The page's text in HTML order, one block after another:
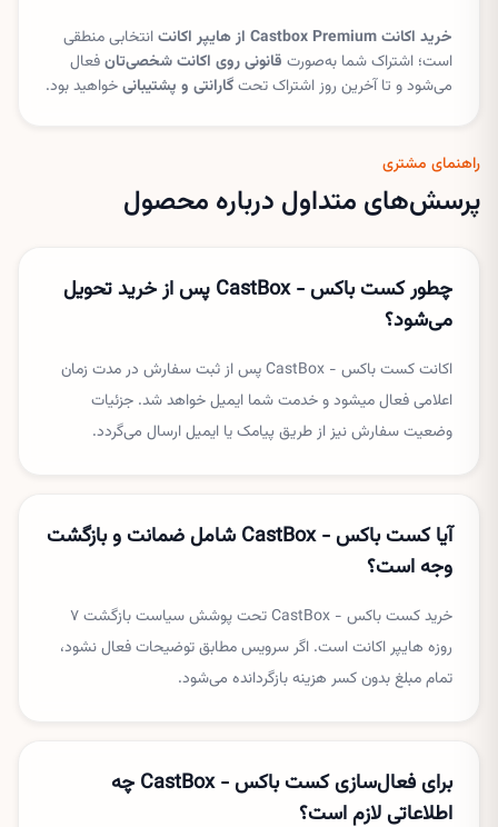
خرید اکانت Castbox Premium از هایپر اکانت
انتخابی منطقی
است؛ اشتراک شما به‌صورت قانونی روی اکانت شخصی‌تانفعال
می‌شود و تا آخرین روز اشتراک تحتگارانتی و پشتیبانیخواهید بود.
راهنمای مشتری
پرسش‌های متداول درباره محصول
چطور کست باکس - CastBox پس از خرید تحویل
می‌شود؟
اکانت کست باکس - CastBox پس از ثبت سفارش در مدت زمان
اعلامی فعال میشود و خدمت شما ایمیل خواهد شد. جزئیات
وضعیت سفارش نیز از طریق پیامک یا ایمیل ارسال می‌گردد.
آیا کست باکس - CastBox شامل ضمانت و بازگشت
وجه است؟
خرید کست باکس - CastBox تحت پوشش سیاست بازگشت ۷
روزه هایپر اکانت است. اگر سرویس مطابق توضیحات فعال نشود،
تمام مبلغ بدون کسر هزینه بازگردانده می‌شود.
برای فعال‌سازی کست باکس - CastBox چه
اطلاعاتی لازم است؟